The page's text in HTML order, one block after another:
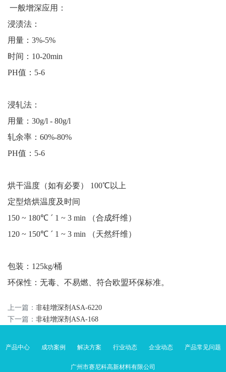
一般增深应用：
浸渍法：
用量： 3%-5%
时间： 10-20min
PH值：5-6
浸轧法：
用量： 30g/l - 80g/l
轧余率： 60%-80%
PH值：5-6
烘干温度（如有必要） 100℃以上
定型焙烘温度及时间
150 ~ 180℃ ´ 1 ~ 3 min （合成纤维）
120 ~ 150℃ ´ 1 ~ 3 min （天然纤维）
包装： 125kg/桶
环保性：无毒、不易燃、符合欧盟环保标准。
上一篇： 非硅增深剂ASA-6220
下一篇： 非硅增深剂ASA-168
产品中心 成功案例 解决方案 行业动态 企业动态 产品常见问题
广州市赛尼科高新材料有限公司